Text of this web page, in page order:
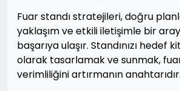
Fuar standı stratejileri, doğru
yaklaşım ve etkili iletişimle bir
başarıya ulaşır. Standınızı hedef
olarak tasarlamak ve sunmak, fuar
verimliliğini artırmanın anahtarıdır.